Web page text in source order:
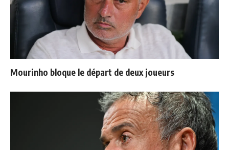
Mourinho bloque le départ de deux joueurs